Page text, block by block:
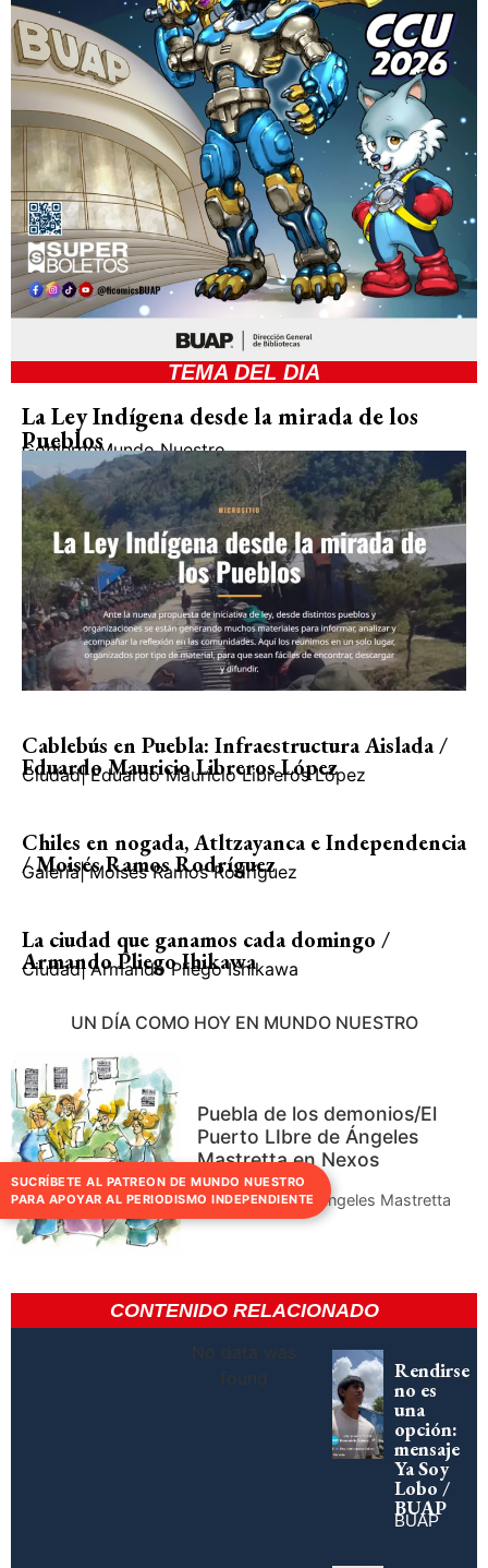
TEMA DEL DIA
La Ley Indígena desde la mirada de los
Pueblos
GobiernoMundo Nuestro
Cablebús en Puebla: Infraestructura Aislada /
Eduardo Mauricio Libreros López
Ciudad| Eduardo Mauricio Libreros López
Chiles en nogada, Atltzayanca e Independencia
/ Moisés Ramos Rodríguez
Galería| Moisés Ramos Rodríguez
La ciudad que ganamos cada domingo /
Armando Pliego Ihikawa
Ciudad| Armando Pliego Ishikawa
UN DÍA COMO HOY EN MUNDO NUESTRO
Puebla de los demonios/El
Puerto LIbre de Ángeles
Mastretta en Nexos
Revista Nexos | Ángeles Mastretta
CONTENIDO RELACIONADO
No data was
found
Rendirse
no es
una
opción:
mensaje
Ya Soy
Lobo /
BUAP
BUAP
SUCRÍBETE AL PATREON DE MUNDO NUESTRO
PARA APOYAR AL PERIODISMO INDEPENDIENTE